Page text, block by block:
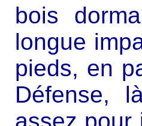
bois
longue
pieds, en
Défense,